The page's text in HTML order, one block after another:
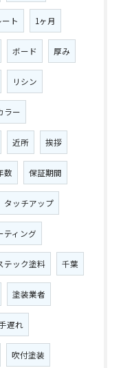
ート 1ヶ月
ボード 厚み
リシン
ラー
近所 挨拶
数 保証期間
タッチアップ
ティング
テック塗料 千葉
塗装業者
遅れ
吹付塗装